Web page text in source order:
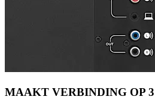
MAAKT VERBINDING OP